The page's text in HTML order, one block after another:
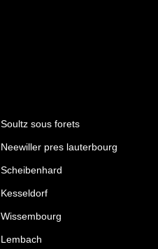
sous forets
pres lauterbourg